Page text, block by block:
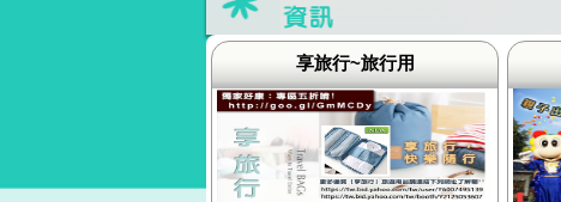
享旅行~旅行用